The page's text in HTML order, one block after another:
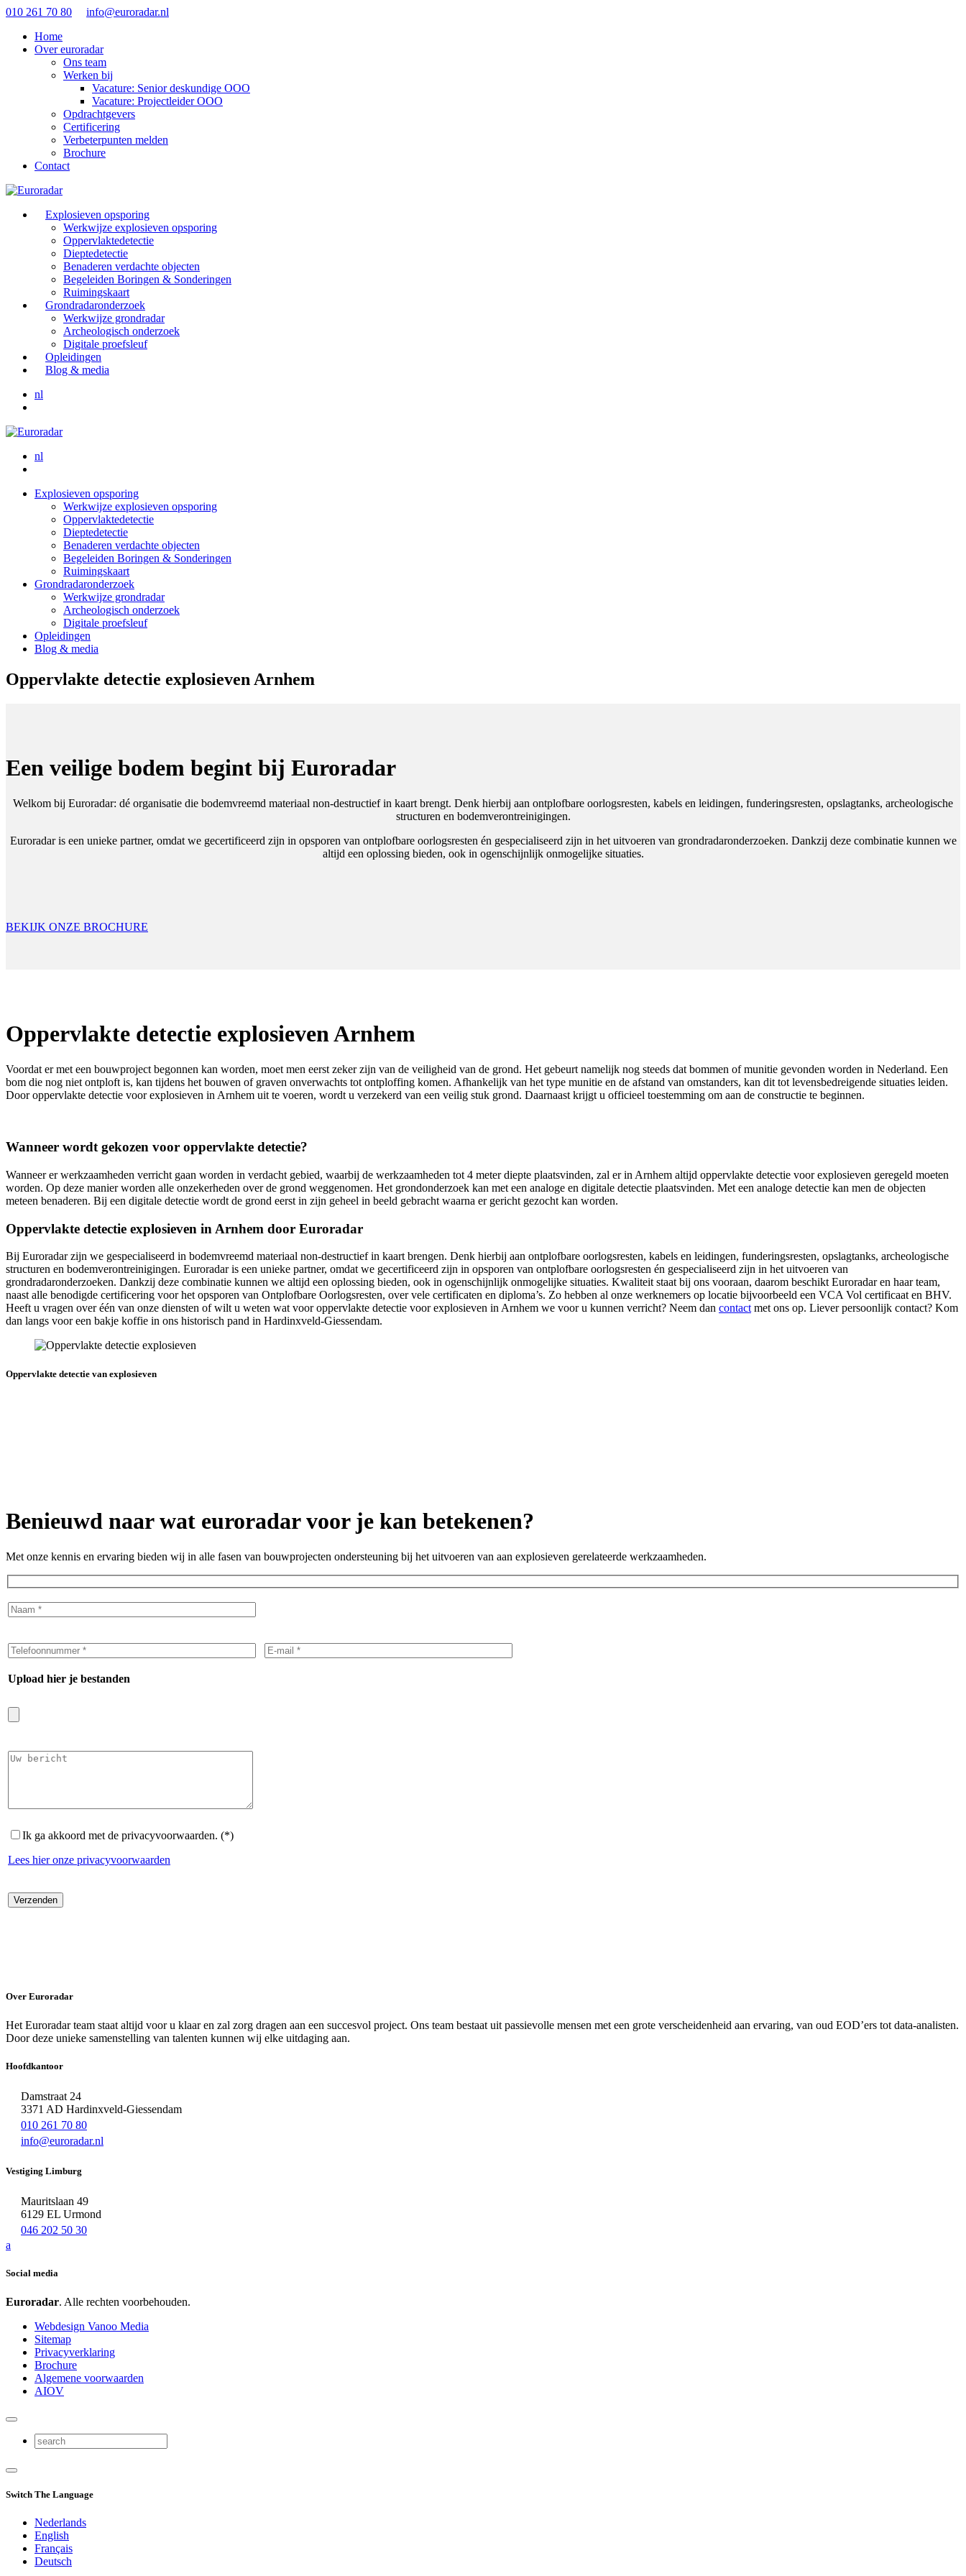
010 261 70 80
info@euroradar.nl
Home
Over euroradar
Ons team
Werken bij
Vacature: Senior deskundige OOO
Vacature: Projectleider OOO
Opdrachtgevers
Certificering
Verbeterpunten melden
Brochure
Contact
Explosieven opsporing
Werkwijze explosieven opsporing
Oppervlaktedetectie
Dieptedetectie
Benaderen verdachte objecten
Begeleiden Boringen & Sonderingen
Ruimingskaart
Grondradaronderzoek
Werkwijze grondradar
Archeologisch onderzoek
Digitale proefsleuf
Opleidingen
Blog & media
nl
nl
Explosieven opsporing
Werkwijze explosieven opsporing
Oppervlaktedetectie
Dieptedetectie
Benaderen verdachte objecten
Begeleiden Boringen & Sonderingen
Ruimingskaart
Grondradaronderzoek
Werkwijze grondradar
Archeologisch onderzoek
Digitale proefsleuf
Opleidingen
Blog & media
Oppervlakte detectie explosieven Arnhem
Een veilige bodem begint bij Euroradar
Welkom bij Euroradar: dé organisatie die bodemvreemd materiaal non-destructief in kaart brengt. Denk hierbij aan ontplofbare oorlogsresten, kabels en leidingen, funderingsresten, opslagtanks, archeologische
structuren en bodemverontreinigingen.
Euroradar is een unieke partner, omdat we gecertificeerd zijn in opsporen van ontplofbare oorlogsresten én gespecialiseerd zijn in het uitvoeren van grondradaronderzoeken. Dankzij deze combinatie kunnen we
altijd een oplossing bieden, ook in ogenschijnlijk onmogelijke situaties.
BEKIJK ONZE BROCHURE
Oppervlakte detectie explosieven Arnhem
Voordat er met een bouwproject begonnen kan worden, moet men eerst zeker zijn van de veiligheid van de grond. Het gebeurt namelijk nog steeds dat bommen of munitie gevonden worden in Nederland. Een
bom die nog niet ontploft is, kan tijdens het bouwen of graven onverwachts tot ontploffing komen. Afhankelijk van het type munitie en de afstand van omstanders, kan dit tot levensbedreigende situaties leiden.
Door oppervlakte detectie voor explosieven in Arnhem uit te voeren, wordt u verzekerd van een veilig stuk grond. Daarnaast krijgt u officieel toestemming om aan de constructie te beginnen.
Wanneer wordt gekozen voor oppervlakte detectie?
Wanneer er werkzaamheden verricht gaan worden in verdacht gebied, waarbij de werkzaamheden tot 4 meter diepte plaatsvinden, zal er in Arnhem altijd oppervlakte detectie voor explosieven geregeld moeten
worden. Op deze manier worden alle onzekerheden over de grond weggenomen. Het grondonderzoek kan met een analoge en digitale detectie plaatsvinden. Met een analoge detectie kan men de objecten
meteen benaderen. Bij een digitale detectie wordt de grond eerst in zijn geheel in beeld gebracht waarna er gericht gezocht kan worden.
Oppervlakte detectie explosieven in Arnhem door Euroradar
Bij Euroradar zijn we gespecialiseerd in bodemvreemd materiaal non-destructief in kaart brengen. Denk hierbij aan ontplofbare oorlogsresten, kabels en leidingen, funderingsresten, opslagtanks, archeologische
structuren en bodemverontreinigingen. Euroradar is een unieke partner, omdat we gecertificeerd zijn in opsporen van ontplofbare oorlogsresten én gespecialiseerd zijn in het uitvoeren van
grondradaronderzoeken. Dankzij deze combinatie kunnen we altijd een oplossing bieden, ook in ogenschijnlijk onmogelijke situaties. Kwaliteit staat bij ons vooraan, daarom beschikt Euroradar en haar team,
naast alle benodigde certificering voor het opsporen van Ontplofbare Oorlogsresten, over vele certificaten en diploma’s. Zo hebben al onze werknemers op locatie bijvoorbeeld een VCA Vol certificaat en BHV.
Heeft u vragen over één van onze diensten of wilt u weten wat voor oppervlakte detectie voor explosieven in Arnhem we voor u kunnen verricht? Neem dan contactmet ons op. Liever persoonlijk contact? Kom
dan langs voor een bakje koffie in ons historisch pand in Hardinxveld-Giessendam.
Oppervlakte detectie van explosieven
Benieuwd naar wat euroradar voor je kan betekenen?
Met onze kennis en ervaring bieden wij in alle fasen van bouwprojecten ondersteuning bij het uitvoeren van aan explosieven gerelateerde werkzaamheden.
Upload hier je bestanden
Ik ga akkoord met de privacyvoorwaarden. (*)
Lees hier onze privacyvoorwaarden
Over Euroradar
Het Euroradar team staat altijd voor u klaar en zal zorg dragen aan een succesvol project. Ons team bestaat uit passievolle mensen met een grote verscheidenheid aan ervaring, van oud EOD’ers tot data-analisten.
Door deze unieke samenstelling van talenten kunnen wij elke uitdaging aan.
Hoofdkantoor
Damstraat 24
3371 AD Hardinxveld-Giessendam
010 261 70 80
info@euroradar.nl
Vestiging Limburg
Mauritslaan 49
6129 EL Urmond
046 202 50 30
a
Social media
Euroradar. Alle rechten voorbehouden.
Webdesign Vanoo Media
Sitemap
Privacyverklaring
Brochure
Algemene voorwaarden
AIOV
Switch The Language
Nederlands
English
Français
Deutsch